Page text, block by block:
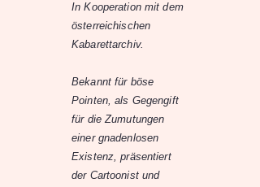
In Kooperation mit dem
österreichischen
Kabarettarchiv.
Bekannt für böse
Pointen, als Gegengift
für die Zumutungen
einer gnadenlosen
Existenz, präsentiert
der Cartoonist und